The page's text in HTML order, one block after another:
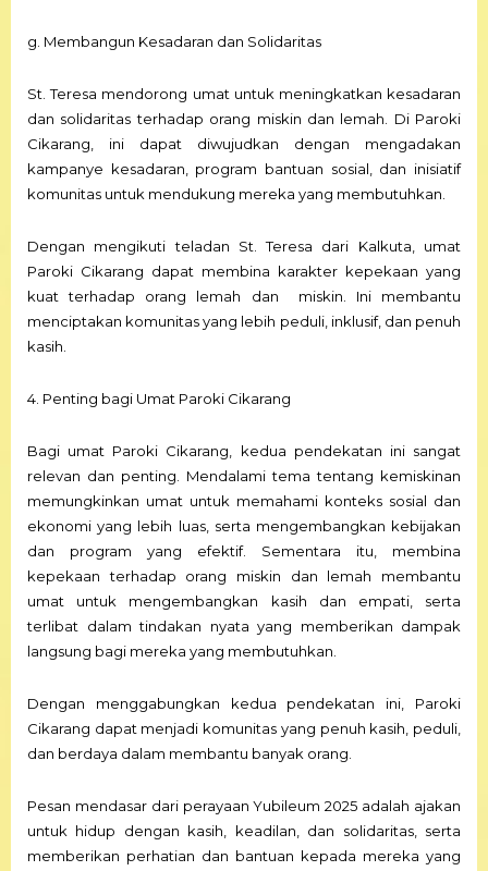
g. Membangun Kesadaran dan Solidaritas
St. Teresa mendorong umat untuk meningkatkan kesadaran
dan solidaritas terhadap orang miskin dan lemah. Di Paroki
Cikarang, ini dapat diwujudkan dengan mengadakan
kampanye kesadaran, program bantuan sosial, dan inisiatif
komunitas untuk mendukung mereka yang membutuhkan.
Dengan mengikuti teladan St. Teresa dari Kalkuta, umat
Paroki Cikarang dapat membina karakter kepekaan yang
kuat terhadap orang lemah dan miskin. Ini membantu
menciptakan komunitas yang lebih peduli, inklusif, dan penuh
kasih.
4. Penting bagi Umat Paroki Cikarang
Bagi umat Paroki Cikarang, kedua pendekatan ini sangat
relevan dan penting. Mendalami tema tentang kemiskinan
memungkinkan umat untuk memahami konteks sosial dan
ekonomi yang lebih luas, serta mengembangkan kebijakan
dan program yang efektif. Sementara itu, membina
kepekaan terhadap orang miskin dan lemah membantu
umat untuk mengembangkan kasih dan empati, serta
terlibat dalam tindakan nyata yang memberikan dampak
langsung bagi mereka yang membutuhkan.
Dengan menggabungkan kedua pendekatan ini, Paroki
Cikarang dapat menjadi komunitas yang penuh kasih, peduli,
dan berdaya dalam membantu banyak orang.
Pesan mendasar dari perayaan Yubileum 2025 adalah ajakan
untuk hidup dengan kasih, keadilan, dan solidaritas, serta
memberikan perhatian dan bantuan kepada mereka yang